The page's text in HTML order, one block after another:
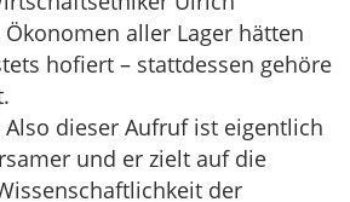
aller Lager hätten
hofiert – stattdessen gehöre
dieser Aufruf ist eigentlich
und er zielt auf die
der